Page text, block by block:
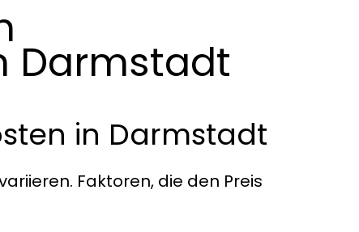
Darmstadt
in Darmstadt
Faktoren, die den Preis